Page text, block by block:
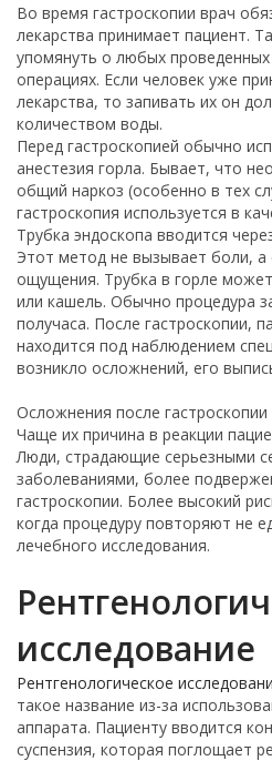
Во время гастроскопии врач
лекарства принимает пациент.
упомянуть о любых
операциях. Если человек уже
лекарства, то запивать их он
количеством воды.
Перед гастроскопией обычно
анестезия горла. Бывает, что
общий наркоз (особенно в тех
гастроскопия используется в
Трубка эндоскопа вводится
Этот метод не вызывает боли, а
ощущения. Трубка в горле
или кашель. Обычно процедура
получаса. После гастроскопии,
находится под наблюдением
возникло осложнений, его
Осложнения после
Чаще их причина в реакции
Люди, страдающие серьезными
заболеваниями, более
гастроскопии. Более высокий
когда процедуру повторяют не
лечебного исследования.
исследование
Рентгенологическое
такое название из-за
аппарата. Пациенту вводится
суспензия, которая поглощает